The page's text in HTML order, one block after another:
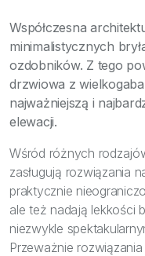
Inspiracje
Współczesna
minimalistycznych
ozdobników. Z tego
drzwiowa z
najważniejszą i
elewacji.
Wśród różnych
zasługują rozwiązania
praktycznie
ale też nadają lekkości
niezwykle
Przeważnie